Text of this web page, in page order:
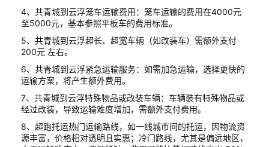
4、共青城到云浮笼车运输费用：笼车运输的费用在4000元
至5000元，基本参照平板车的费用标准。
5、共青城到云浮超长、超宽车辆（如改装车）需额外支付
200元 左右。
6、共青城到云浮紧急运输服务：如需加急运输，选择更快的
运输方案，将产生额外费用。
7、共青城到云浮特殊物品或改装车辆：车辆装有特殊物品或
经过改装，导致运输难度增加，需额外支付费用。
8、超跑托运热门运输路线，如一线城市间的托运，因物流资
源丰富，价格相对透明且实惠；冷门路线，尤其是偏远地区，